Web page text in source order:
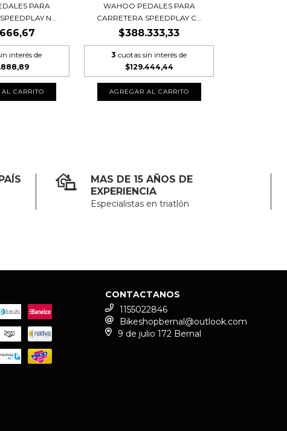
PARA
N...
interés de
WAHOO PEDALES PARA
CARRETERA SPEEDPLAY C...
$388.333,33
3 cuotas sin interés de
$129.444,44
MAS DE 15 AÑOS DE
EXPERIENCIA
Especialistas en triatlón
CONTACTANOS
1155022846
Bikeshopbernal@outlook.com
9 de julio 172 Bernal